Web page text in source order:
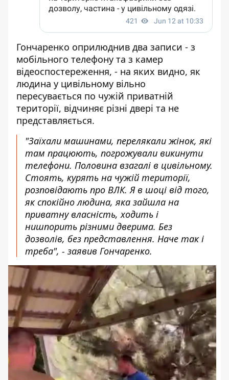
Гончаренко оприлюднив два записи - з
мобільного телефону та з камер
відеоспостереження, - на яких видно, як
людина у цивільному вільно
пересувається по чужій приватній
території, відчиняє різні двері та не
представляється.
"Заїхали машинами, перелякали жінок, які
там працюють, погрожували викинути
телефони. Половина взагалі в цивільному.
Стоять, курять на чужій території,
розповідають про ВЛК. Я в шоці від того,
як спокійно людина, яка зайшла на
приватну власність, ходить і
нишпорить різними дверима. Без
дозволів, без представлення. Наче так і
треба", - заявив Гончаренко.